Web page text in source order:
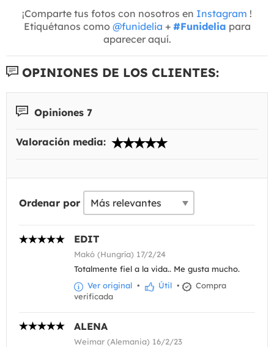
¡Comparte tus fotos con nosotros en Instagram !
Etiquétanos como @funidelia + #Funidelia para
aparecer aquí.
OPINIONES DE LOS CLIENTES:
Opiniones 7
Valoración media:
Ordenar por
EDIT
Makó (Hungría) 17/2/24
Totalmente fiel a la vida.. Me gusta mucho.
Ver original • Útil •
Compra
verificada
ALENA
Weimar (Alemania) 16/2/23